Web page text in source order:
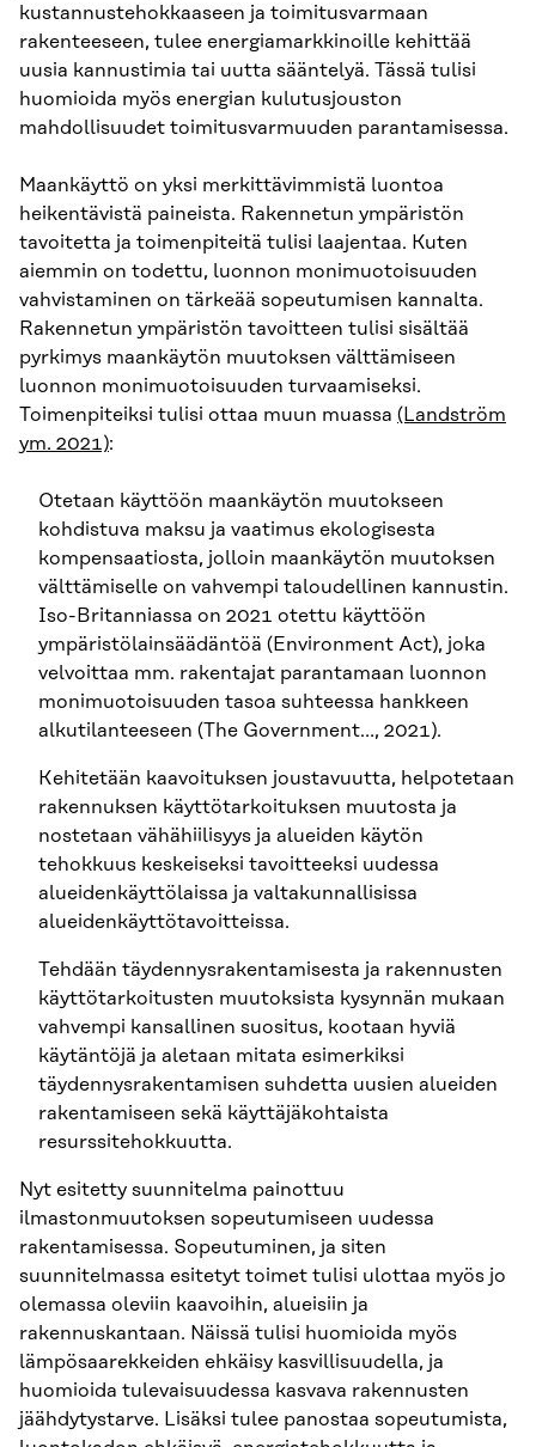
kustannustehokkaaseen ja toimitusvarmaan
rakenteeseen, tulee energiamarkkinoille kehittää
uusia kannustimia tai uutta sääntelyä. Tässä tulisi
huomioida myös energian kulutusjouston
mahdollisuudet toimitusvarmuuden parantamisessa.
Maankäyttö on yksi merkittävimmistä luontoa
heikentävistä paineista. Rakennetun ympäristön
tavoitetta ja toimenpiteitä tulisi laajentaa. Kuten
aiemmin on todettu, luonnon monimuotoisuuden
vahvistaminen on tärkeää sopeutumisen kannalta.
Rakennetun ympäristön tavoitteen tulisi sisältää
pyrkimys maankäytön muutoksen välttämiseen
luonnon monimuotoisuuden turvaamiseksi.
Toimenpiteiksi tulisi ottaa muun muassa (Landström
ym. 2021):
Otetaan käyttöön maankäytön muutokseen
kohdistuva maksu ja vaatimus ekologisesta
kompensaatiosta, jolloin maankäytön muutoksen
välttämiselle on vahvempi taloudellinen kannustin.
Iso-Britanniassa on 2021 otettu käyttöön
ympäristölainsäädäntöä (Environment Act), joka
velvoittaa mm. rakentajat parantamaan luonnon
monimuotoisuuden tasoa suhteessa hankkeen
alkutilanteeseen (The Government…, 2021).
Kehitetään kaavoituksen joustavuutta, helpotetaan
rakennuksen käyttötarkoituksen muutosta ja
nostetaan vähähiilisyys ja alueiden käytön
tehokkuus keskeiseksi tavoitteeksi uudessa
alueidenkäyttölaissa ja valtakunnallisissa
alueidenkäyttötavoitteissa.
Tehdään täydennysrakentamisesta ja rakennusten
käyttötarkoitusten muutoksista kysynnän mukaan
vahvempi kansallinen suositus, kootaan hyviä
käytäntöjä ja aletaan mitata esimerkiksi
täydennysrakentamisen suhdetta uusien alueiden
rakentamiseen sekä käyttäjäkohtaista
resurssitehokkuutta.
Nyt esitetty suunnitelma painottuu
ilmastonmuutoksen sopeutumiseen uudessa
rakentamisessa. Sopeutuminen, ja siten
suunnitelmassa esitetyt toimet tulisi ulottaa myös jo
olemassa oleviin kaavoihin, alueisiin ja
rakennuskantaan. Näissä tulisi huomioida myös
lämpösaarekkeiden ehkäisy kasvillisuudella, ja
huomioida tulevaisuudessa kasvava rakennusten
jäähdytystarve. Lisäksi tulee panostaa sopeutumista,